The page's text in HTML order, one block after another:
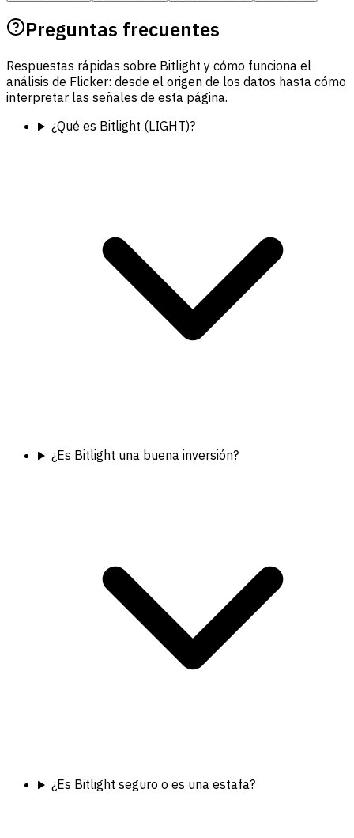
Preguntas frecuentes
Respuestas rápidas sobre Bitlight y cómo funciona el
análisis de Flicker: desde el origen de los datos hasta cómo
interpretar las señales de esta página.
¿Qué es Bitlight (LIGHT)?
¿Es Bitlight una buena inversión?
¿Es Bitlight seguro o es una estafa?